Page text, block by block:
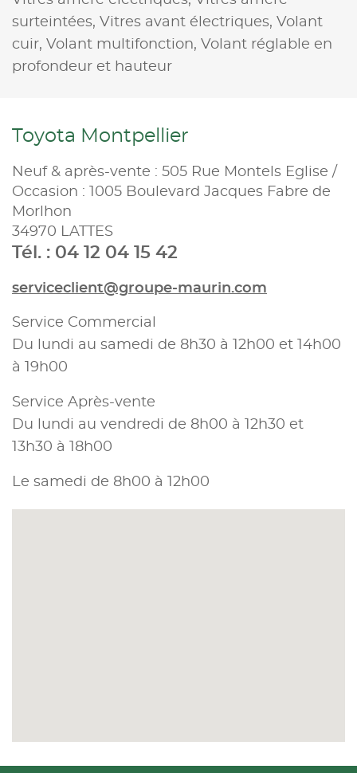
surteintées, Vitres avant électriques, Volant
cuir, Volant multifonction, Volant réglable en
profondeur et hauteur
Toyota Montpellier
Neuf & après-vente : 505 Rue Montels Eglise /
Occasion : 1005 Boulevard Jacques Fabre de
Morlhon
34970 LATTES
Tél. : 04 12 04 15 42
serviceclient@groupe-maurin.com
Service Commercial
Du lundi au samedi de 8h30 à 12h00 et 14h00
à 19h00
Service Après-vente
Du lundi au vendredi de 8h00 à 12h30 et
13h30 à 18h00
Le samedi de 8h00 à 12h00